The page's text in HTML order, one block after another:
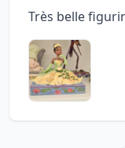
Très belle